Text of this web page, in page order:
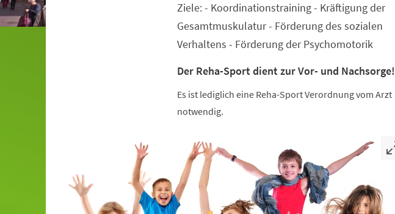
Ziele: - Koordinationstraining - Kräftigung der
Gesamtmuskulatur - Förderung des sozialen
Verhaltens - Förderung der Psychomotorik
Der Reha-Sport dient zur Vor- und Nachsorge!
Es ist lediglich eine Reha-Sport Verordnung vom Arzt
notwendig.